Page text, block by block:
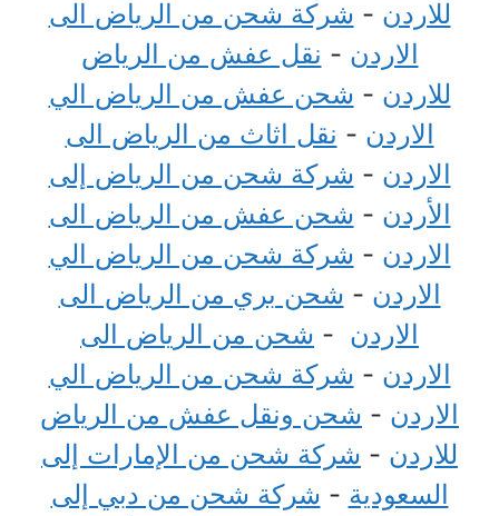
للاردن - شركة شحن من الرياض الى
الاردن - نقل عفش من الرياض
للاردن - شحن عفش من الرياض الي
الاردن - نقل اثاث من الرياض الى
الاردن - شركة شحن من الرياض إلى
الأردن - شحن عفش من الرياض الى
الاردن - شركة شحن من الرياض الي
الاردن - شحن بري من الرياض الى
الاردن - شحن من الرياض الى
الاردن - شركة شحن من الرياض الي
الاردن - شحن ونقل عفش من الرياض
للاردن - شركة شحن من الإمارات إلى
السعودية - شركة شحن من دبي إلى